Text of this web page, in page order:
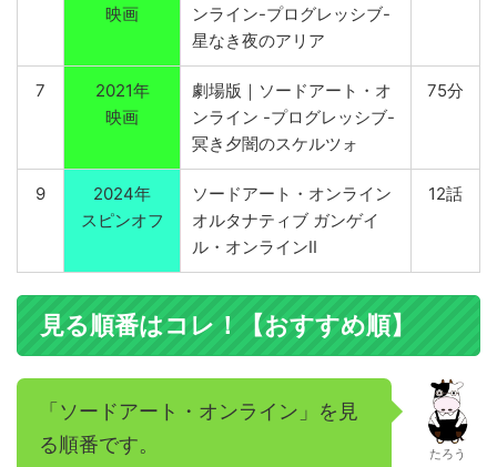
映画
ンライン-プログレッシブ-
星なき夜のアリア
7
2021年
映画
劇場版｜ソードアート・オ
ンライン -プログレッシブ-
冥き夕闇のスケルツォ
75分
9
2024年
スピンオフ
ソードアート・オンライン
オルタナティブ ガンゲイ
ル・オンラインII
12話
見る順番はコレ！【おすすめ順】
「ソードアート・オンライン」を見
る順番です。
たろう